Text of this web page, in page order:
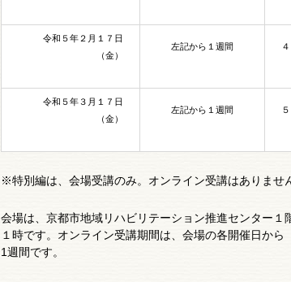
令和５年２月１７日
（金）
左記から１週間
令和５年３月１７日
（金）
左記から１週間
※特別編は、会場受講のみ。オンライン受講はありませ
会場は、京都市地域リハビリテーション推進センター１
１時です。オンライン受講期間は、会場の各開催日から
1週間です。